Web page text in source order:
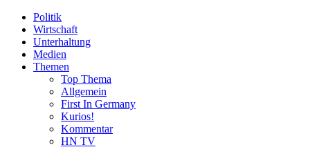
Politik
Wirtschaft
Unterhaltung
Medien
Themen
Top Thema
Allgemein
First In Germany
Kurios!
Kommentar
HN TV